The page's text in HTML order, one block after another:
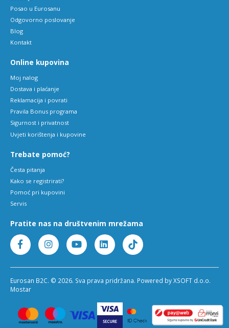
Posao u Eurosanu
Odgovorno poslovanje
Blog
Kontakt
Online kupovina
Moj nalog
Dostava i plaćanje
Reklamacija i povrati
Pravila Bonus programa
Sigurnost i privatnost
Uvjeti korištenja i kupovine
Trebate pomoć?
Česta pitanja
Kako se registrirati?
Pomoć pri kupovini
Servis
Pratite nas na društvenim mrežama
Eurosan B2C. © 2026. Sva prava pridržana. Powered by XSOFT d.o.o.
Mostar